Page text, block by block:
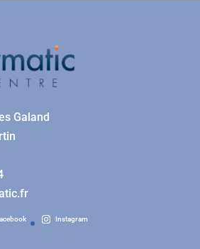
Galand
Instagram